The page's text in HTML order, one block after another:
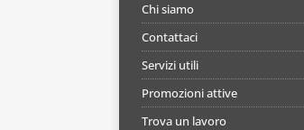
Chi siamo
Contattaci
Servizi utili
Promozioni attive
Trova un lavoro